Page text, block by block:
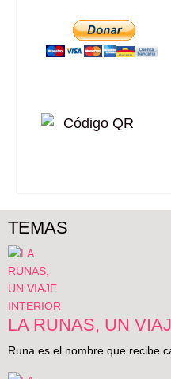
TEMAS
LA RUNAS, UN
Runa es el nombre que recibe